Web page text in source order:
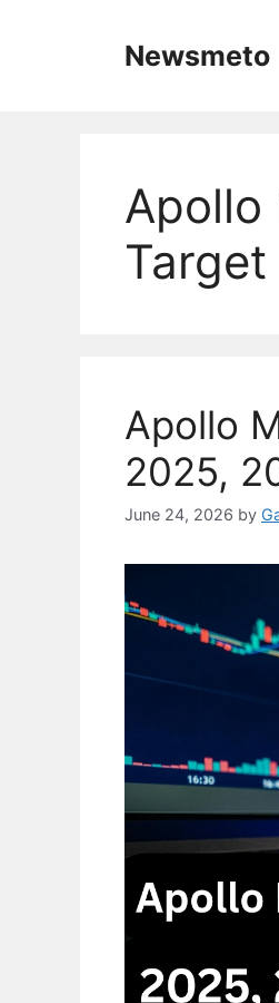
Newsmeto
Apollo
Target
Apollo
2025,
June 24, 2026 by